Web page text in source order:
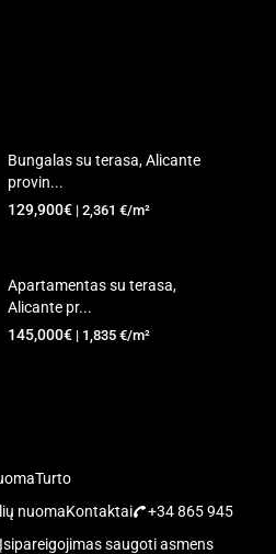
Bungalas su terasa, Alicante
provin...
129,900€ | 2,361 €/m²
Apartamentas su terasa,
Alicante pr...
145,000€ | 1,835 €/m²
Turto
nuomaKontaktai
+34 865 945
Įsipareigojimas saugoti asmens